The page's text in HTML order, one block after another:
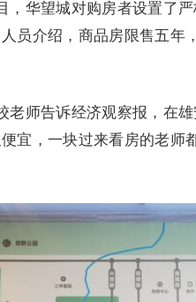
，华望城对购房者设置了
员介绍，商品房限售五年
老师告诉经济观察报，在
宜，一块过来看房的老师